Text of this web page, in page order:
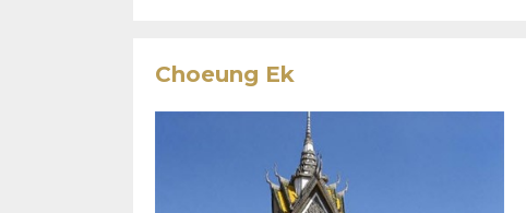
Choeung Ek